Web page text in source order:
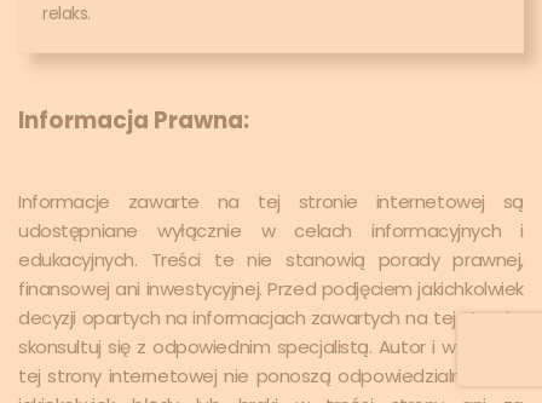
relaks.
Informacja Prawna:
Informacje zawarte na tej stronie internetowej są
udostępniane wyłącznie w celach informacyjnych i
edukacyjnych. Treści te nie stanowią porady prawnej,
finansowej ani inwestycyjnej. Przed podjęciem jakichkolwiek
decyzji opartych na informacjach zawartych na tej stronie,
skonsultuj się z odpowiednim specjalistą. Autor i wydawca
tej strony internetowej nie ponoszą odpowiedzialności za